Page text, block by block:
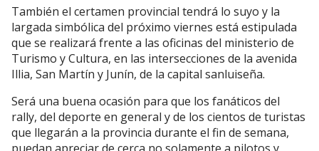
También el certamen provincial tendrá lo suyo y la
largada simbólica del próximo viernes está estipulada
que se realizará frente a las oficinas del ministerio de
Turismo y Cultura, en las intersecciones de la avenida
Illia, San Martín y Junín, de la capital sanluiseña.
Será una buena ocasión para que los fanáticos del
rally, del deporte en general y de los cientos de turistas
que llegarán a la provincia durante el fin de semana,